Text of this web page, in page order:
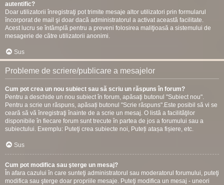
autentific?
Doar utilizatorii înregistraţi pot trimite mesaje altor utilizatori prin formularul
încorporat de mail şi doar dacă administratorul a activat această facilitate.
Acest lucru se întâmplă pentru a preveni folosirea maliţioasă a sistemului de
mesagerie de către utilizatorii anonimi.
Sus
Probleme de scriere/publicare a mesajelor
Cum pot crea un nou subiect sau să scriu un răspuns în forum?
Pentru a deschide un nou subiect în forum, apăsaţi butonul "Subiect nou".
Pentru a scrie un răspuns, apăsați butonul "Scrie răspuns".Este posibil să vi se
ceară să vă înregistraţi înainte de a scrie un mesaj. O listă a facilităţilor
disponibile în fiecare forum sunt trecute în partea de jos a forumului sau a
subiectului. Exemplu: Puteţi crea subiecte noi, Puteți atașa fișiere, etc.
Sus
Cum pot modifica sau şterge un mesaj?
În afara cazului în care sunteţi administratorul sau moderatorul forumului, puteţi
modifica sau şterge doar propriile mesaje. Puteţi modifica un mesaj - uneori